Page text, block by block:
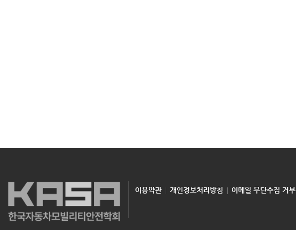
이용약관 개인정보처리방침 이메일 무단수집 거부